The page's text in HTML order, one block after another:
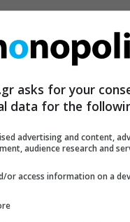
γέλιο στη
asks for your
data for the
advertising and content,
audience research and
or access information on a